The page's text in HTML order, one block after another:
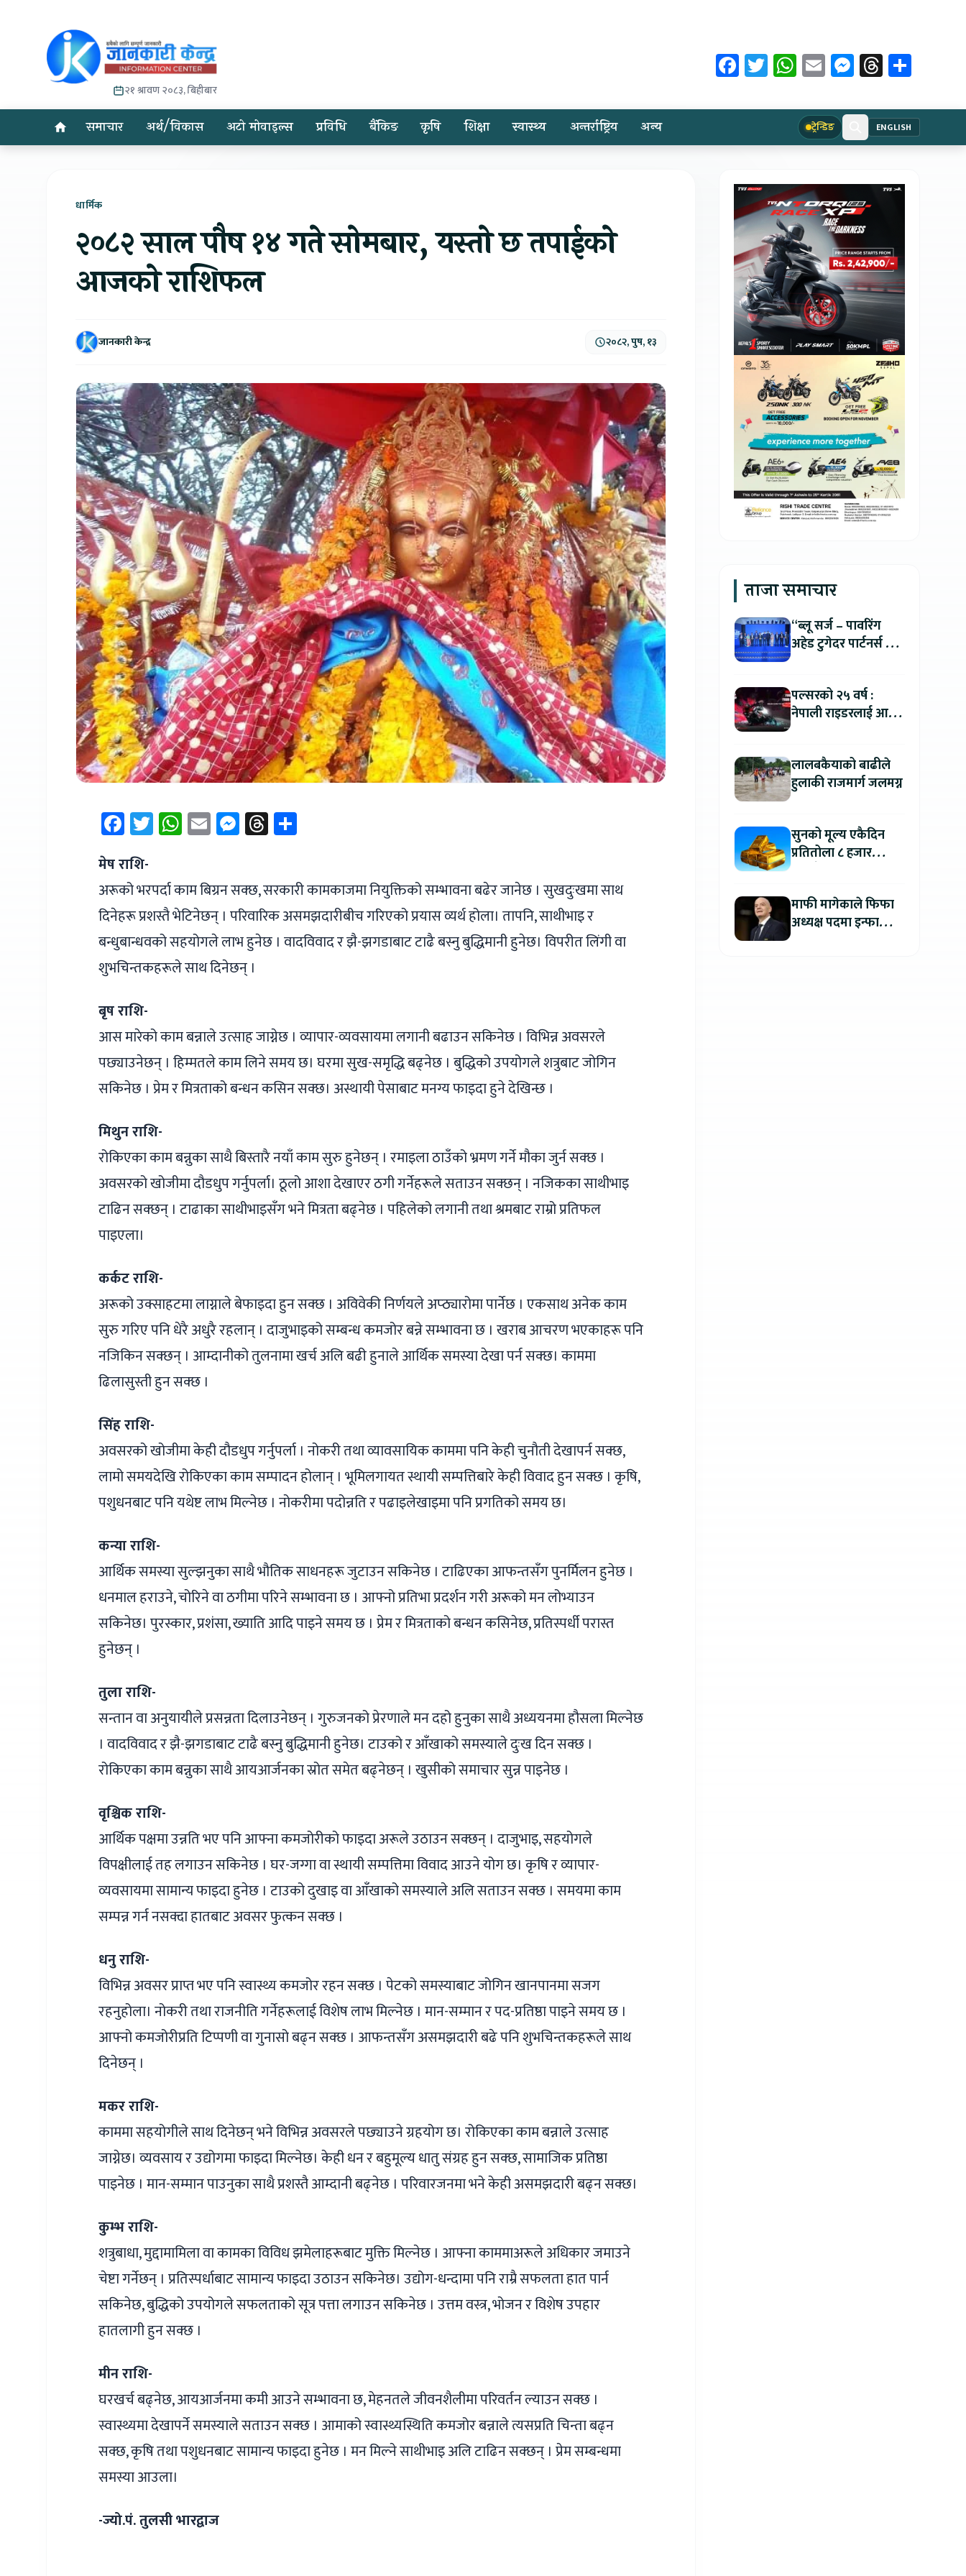
२१ श्रावण २०८३, बिहीबार
Facebook
Twitter
WhatsApp
EmailMessenger
Threads
समाचार अर्थ/विकास अटो मोवाइल्स प्रविधि बैंकिङ कृषि शिक्षा स्वास्थ्य अन्तर्राष्ट्रिय अन्य ट्रेन्डिङ ENGLISH
धार्मिक
२०८२ साल पौष १४ गते सोमबार, यस्तो छ तपाईको
आजको राशिफल
जानकारी केन्द्र २०८२, पुष, १३
Facebook
Twitter
WhatsApp
EmailMessenger
Threads
मेष राशि-
अरूको भरपर्दा काम बिग्रन सक्छ, सरकारी कामकाजमा नियुक्तिको सम्भावना बढेर जानेछ । सुखदुःखमा साथ
दिनेहरू प्रशस्तै भेटिनेछन् । परिवारिक असमझदारीबीच गरिएको प्रयास व्यर्थ होला। तापनि, साथीभाइ र
बन्धुबान्धवको सहयोगले लाभ हुनेछ । वादविवाद र झै-झगडाबाट टाढै बस्नु बुद्धिमानी हुनेछ। विपरीत लिंगी वा
शुभचिन्तकहरूले साथ दिनेछन् ।
बृष राशि-
आस मारेको काम बन्नाले उत्साह जाग्नेछ । व्यापार-व्यवसायमा लगानी बढाउन सकिनेछ । विभिन्न अवसरले
पछ्याउनेछन् । हिम्मतले काम लिने समय छ। घरमा सुख-समृद्धि बढ्‌नेछ । बुद्धिको उपयोगले शत्रुबाट जोगिन
सकिनेछ । प्रेम र मित्रताको बन्धन कसिन सक्छ। अस्थायी पेसाबाट मनग्य फाइदा हुने देखिन्छ ।
मिथुन राशि-
रोकिएका काम बन्नुका साथै बिस्तारै नयाँ काम सुरु हुनेछन् । रमाइला ठाउँको भ्रमण गर्ने मौका जुर्न सक्छ ।
अवसरको खोजीमा दौडधुप गर्नुपर्ला। ठूलो आशा देखाएर ठगी गर्नेहरूले सताउन सक्छन् । नजिकका साथीभाइ
टाढिन सक्छन् । टाढाका साथीभाइसँग भने मित्रता बढ्‌नेछ । पहिलेको लगानी तथा श्रमबाट राम्रो प्रतिफल
पाइएला।
कर्कट राशि-
अरूको उक्साहटमा लाग्नाले बेफाइदा हुन सक्छ । अविवेकी निर्णयले अप्ठ्यारोमा पार्नेछ । एकसाथ अनेक काम
सुरु गरिए पनि धेरै अधुरै रहलान् । दाजुभाइको सम्बन्ध कमजोर बन्ने सम्भावना छ । खराब आचरण भएकाहरू पनि
नजिकिन सक्छन् । आम्दानीको तुलनामा खर्च अलि बढी हुनाले आर्थिक समस्या देखा पर्न सक्छ। काममा
ढिलासुस्ती हुन सक्छ ।
सिंह राशि-
अवसरको खोजीमा केही दौडधुप गर्नुपर्ला । नोकरी तथा व्यावसायिक काममा पनि केही चुनौती देखापर्न सक्छ,
लामो समयदेखि रोकिएका काम सम्पादन होलान् । भूमिलगायत स्थायी सम्पत्तिबारे केही विवाद हुन सक्छ । कृषि,
पशुधनबाट पनि यथेष्ट लाभ मिल्नेछ । नोकरीमा पदोन्नति र पढाइलेखाइमा पनि प्रगतिको समय छ।
कन्या राशि-
आर्थिक समस्या सुल्झनुका साथै भौतिक साधनहरू जुटाउन सकिनेछ । टाढिएका आफन्तसँग पुनर्मिलन हुनेछ ।
धनमाल हराउने, चोरिने वा ठगीमा परिने सम्भावना छ । आफ्नो प्रतिभा प्रदर्शन गरी अरूको मन लोभ्याउन
सकिनेछ। पुरस्कार, प्रशंसा, ख्याति आदि पाइने समय छ । प्रेम र मित्रताको बन्धन कसिनेछ, प्रतिस्पर्धी परास्त
हुनेछन् ।
तुला राशि-
सन्तान वा अनुयायीले प्रसन्नता दिलाउनेछन् । गुरुजनको प्रेरणाले मन दहो हुनुका साथै अध्ययनमा हौसला मिल्नेछ
। वादविवाद र झै-झगडाबाट टाढै बस्नु बुद्धिमानी हुनेछ। टाउको र आँखाको समस्याले दुःख दिन सक्छ ।
रोकिएका काम बन्नुका साथै आयआर्जनका स्रोत समेत बढ्‌नेछन् । खुसीको समाचार सुन्न पाइनेछ ।
वृश्चिक राशि-
आर्थिक पक्षमा उन्नति भए पनि आफ्ना कमजोरीको फाइदा अरूले उठाउन सक्छन् । दाजुभाइ, सहयोगले
विपक्षीलाई तह लगाउन सकिनेछ । घर-जग्गा वा स्थायी सम्पत्तिमा विवाद आउने योग छ। कृषि र व्यापार-
व्यवसायमा सामान्य फाइदा हुनेछ । टाउको दुखाइ वा आँखाको समस्याले अलि सताउन सक्छ । समयमा काम
सम्पन्न गर्न नसक्दा हातबाट अवसर फुत्कन सक्छ ।
धनु राशि-
विभिन्न अवसर प्राप्त भए पनि स्वास्थ्य कमजोर रहन सक्छ । पेटको समस्याबाट जोगिन खानपानमा सजग
रहनुहोला। नोकरी तथा राजनीति गर्नेहरूलाई विशेष लाभ मिल्नेछ । मान-सम्मान र पद-प्रतिष्ठा पाइने समय छ ।
आफ्नो कमजोरीप्रति टिप्पणी वा गुनासो बढ्न सक्छ । आफन्तसँग असमझदारी बढे पनि शुभचिन्तकहरूले साथ
दिनेछन् ।
मकर राशि-
काममा सहयोगीले साथ दिनेछन् भने विभिन्न अवसरले पछ्याउने ग्रहयोग छ। रोकिएका काम बन्नाले उत्साह
जाग्नेछ। व्यवसाय र उद्योगमा फाइदा मिल्नेछ। केही धन र बहुमूल्य धातु संग्रह हुन सक्छ, सामाजिक प्रतिष्ठा
पाइनेछ । मान-सम्मान पाउनुका साथै प्रशस्तै आम्दानी बढ्‌नेछ । परिवारजनमा भने केही असमझदारी बढ्न सक्छ।
कुम्भ राशि-
शत्रुबाधा, मुद्दामामिला वा कामका विविध झमेलाहरूबाट मुक्ति मिल्नेछ । आफ्ना काममाअरूले अधिकार जमाउने
चेष्टा गर्नेछन् । प्रतिस्पर्धाबाट सामान्य फाइदा उठाउन सकिनेछ। उद्योग-धन्दामा पनि राम्रै सफलता हात पार्न
सकिनेछ, बुद्धिको उपयोगले सफलताको सूत्र पत्ता लगाउन सकिनेछ । उत्तम वस्त्र, भोजन र विशेष उपहार
हातलागी हुन सक्छ ।
मीन राशि-
घरखर्च बढ्‌नेछ, आयआर्जनमा कमी आउने सम्भावना छ, मेहनतले जीवनशैलीमा परिवर्तन ल्याउन सक्छ ।
स्वास्थ्यमा देखापर्ने समस्याले सताउन सक्छ । आमाको स्वास्थ्यस्थिति कमजोर बन्नाले त्यसप्रति चिन्ता बढ्‌न
सक्छ, कृषि तथा पशुधनबाट सामान्य फाइदा हुनेछ । मन मिल्ने साथीभाइ अलि टाढिन सक्छन् । प्रेम सम्बन्धमा
समस्या आउला।
-ज्यो.पं. तुलसी भारद्वाज
ताजा समाचार
“ब्लू सर्ज – पावरिंग
अहेड टुगेदर पार्टनर्स मीट
यामाहाको घोषणा
पल्सरको २५ वर्ष :
नेपाली राइडरलाई आफ्नै
सुनौलो अवसर
लालबकैयाको बाढीले
हुलाकी राजमार्ग जलमग्न
सुनको मूल्य एकैदिन
प्रतितोला ८ हजार
माफी मागेकाले फिफा
अध्यक्ष पदमा इन्फान्टिनो